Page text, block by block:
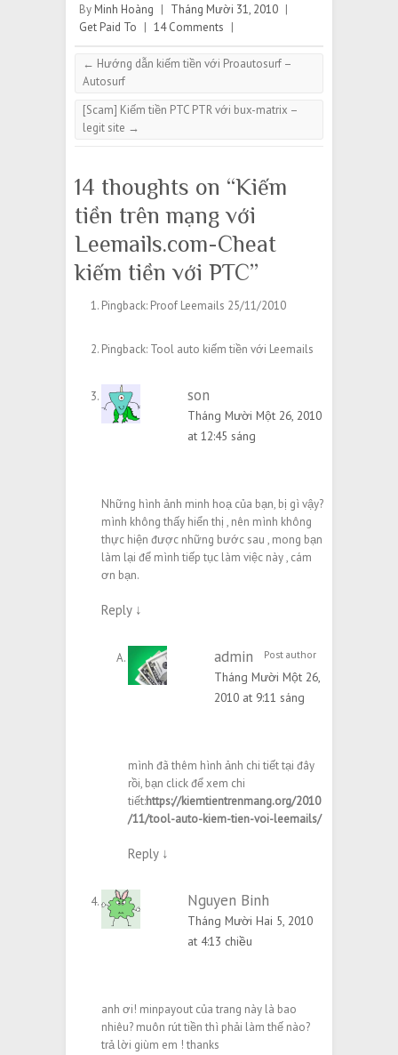
By Minh Hoàng | Tháng Mười 31, 2010 |
Get Paid To | 14 Comments |
← Hướng dẫn kiếm tiền với Proautosurf –
Autosurf
[Scam] Kiếm tiền PTC PTR với bux-matrix –
legit site →
14 thoughts on “Kiếm
tiền trên mạng với
Leemails.com-Cheat
kiếm tiền với PTC”
Pingback: Proof Leemails 25/11/2010
Pingback: Tool auto kiếm tiền với Leemails
son
Tháng Mười Một 26, 2010
at 12:45 sáng
Những hình ảnh minh hoạ của bạn, bị gì vậy?
mình không thấy hiển thị , nên mình không
thực hiện được những bước sau , mong bạn
làm lại để mình tiếp tục làm việc này , cám
ơn bạn.
Reply ↓
admin Post author
Tháng Mười Một 26,
2010 at 9:11 sáng
mình đã thêm hình ảnh chi tiết tại đây
rồi, bạn click để xem chi
tiết:https://kiemtientrenmang.org/2010
/11/tool-auto-kiem-tien-voi-leemails/
Reply ↓
Nguyen Binh
Tháng Mười Hai 5, 2010
at 4:13 chiều
anh ơi! minpayout của trang này là bao
nhiêu? muôn rút tiền thì phải làm thế nào?
trả lời giùm em ! thanks